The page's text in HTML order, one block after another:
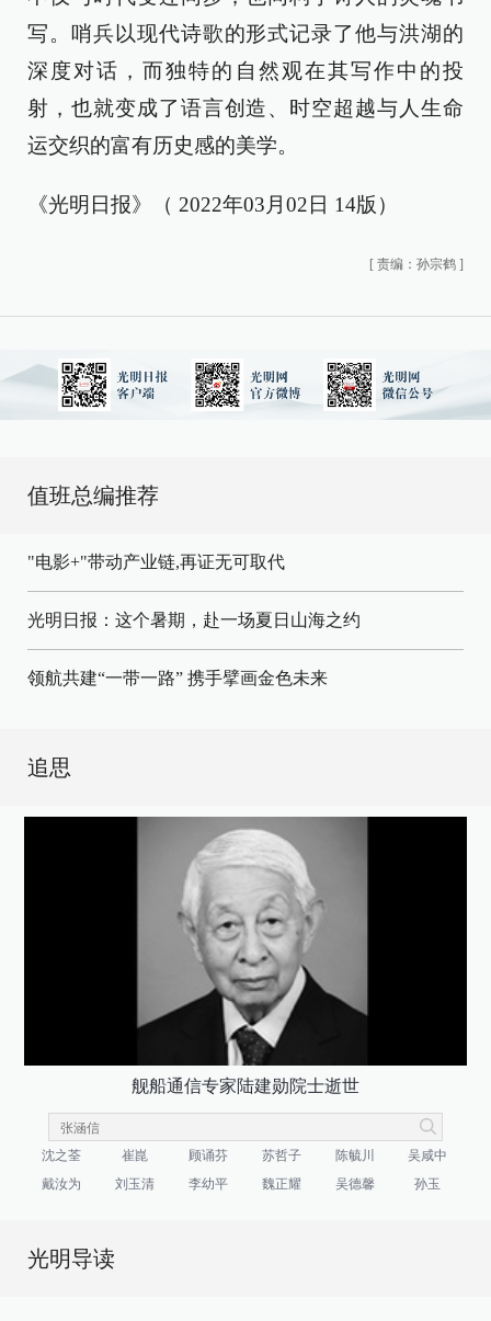
写。哨兵以现代诗歌的形式记录了他与洪湖的
深度对话，而独特的自然观在其写作中的投
射，也就变成了语言创造、时空超越与人生命
运交织的富有历史感的美学。
《光明日报》（ 2022年03月02日 14版）
[ 责编：孙宗鹤 ]
值班总编推荐
"电影+"带动产业链,再证无可取代
光明日报：这个暑期，赴一场夏日山海之约
领航共建“一带一路” 携手擘画金色未来
追思
舰船通信专家陆建勋院士逝世
沈之荃 崔崑 顾诵芬 苏哲子 陈毓川
吴咸中
戴汝为
刘玉清 李幼平 魏正耀 吴德馨 孙玉
光明导读